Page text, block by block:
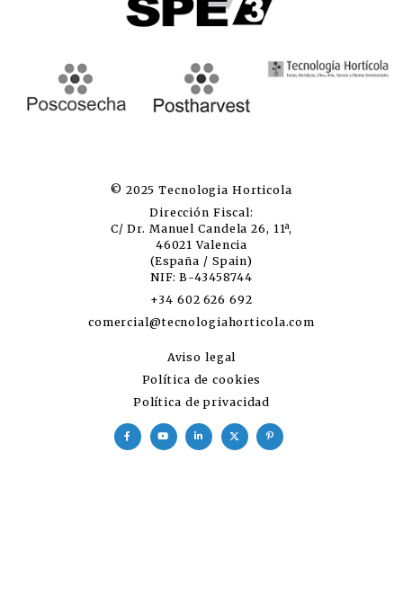
© 2025 Tecnologia Horticola
Dirección Fiscal:
C/ Dr. Manuel Candela 26, 11ª,
46021 Valencia
(España / Spain)
NIF: B-43458744
+34 602 626 692
comercial@tecnologiahorticola.com
Aviso legal
Política de cookies
Política de privacidad